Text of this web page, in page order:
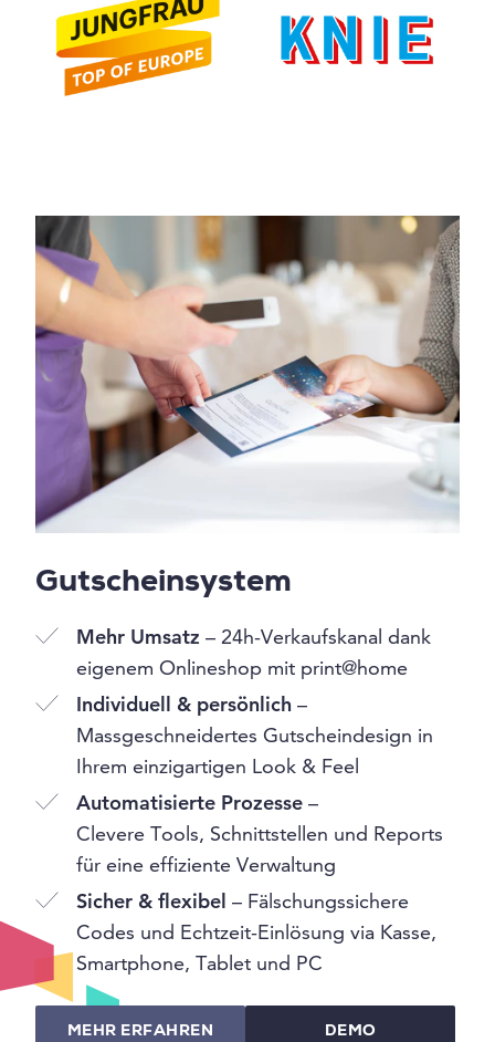
Gutscheinsystem
Mehr Umsatz – 24h-Verkaufskanal dank
eigenem Onlineshop mit print@home
Individuell & persönlich –
Massgeschneidertes Gutscheindesign in
Ihrem einzigartigen Look & Feel
Automatisierte Prozesse –
Clevere Tools, Schnittstellen und Reports
für eine effiziente Verwaltung
Sicher & flexibel – Fälschungssichere
Codes und Echtzeit-Einlösung via Kasse,
Smartphone, Tablet und PC
MEHR ERFAHREN DEMO